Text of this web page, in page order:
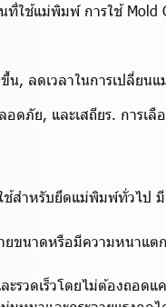
ใช้แม่พิมพ์ การใช้ Mold
น, ลดเวลาในการเปลี่ยน
ภัย, และเสถียร. การเลื
ำหรับยึดแม่พิมพ์ทั่วไป
ขนาดหรือมีความหนาแต
รวดเร็วโดยไม่ต้องถอด